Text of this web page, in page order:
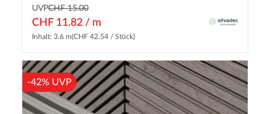
UVPCHF 15.00
CHF 11.82 / m
Inhalt: 3.6 m(CHF 42.54 / Stück)
-42% UVP